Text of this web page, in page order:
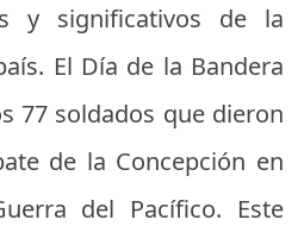
y significativos de la
El Día de la Bandera
77 soldados que dieron
de la Concepción en
del Pacífico. Este